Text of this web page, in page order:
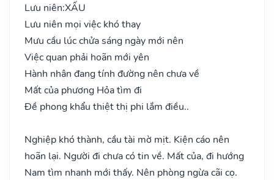
Lưu niên:XẤU
Lưu niên mọi việc khó thay
Mưu cầu lúc chửa sáng ngày mới nên
Việc quan phải hoãn mới yên
Hành nhân đang tính đường nên chưa về
Mất của phương Hỏa tìm đi
Đề phong khẩu thiệt thị phi lắm điều..
Nghiệp khó thành, cầu tài mờ mịt. Kiện cáo nên
hoãn lại. Người đi chưa có tin về. Mất của, đi hướng
Nam tìm nhanh mới thấy. Nên phòng ngừa cãi cọ.